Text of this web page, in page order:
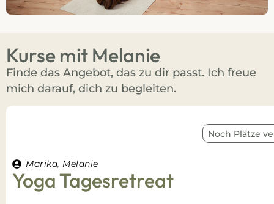
Kurse mit Melanie
Finde das Angebot, das zu dir passt. Ich freue
mich darauf, dich zu begleiten.
Noch Plätze
Marika, Melanie
Yoga Tagesretreat